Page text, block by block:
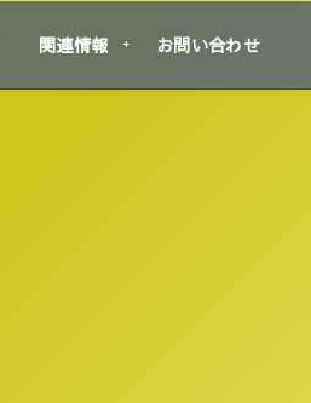
関連情報 お問い合わせ